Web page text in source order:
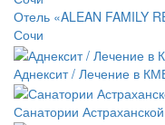
Отель «ALEAN FAMILY
Сочи
Аднексит / Лечение в
Санатории